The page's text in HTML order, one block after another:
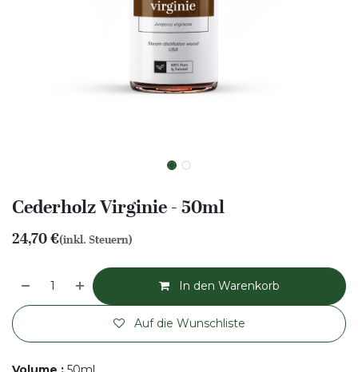
Cederholz Virginie - 50ml
24,70€(inkl. Steuern)
In den Warenkorb
Auf die Wunschliste